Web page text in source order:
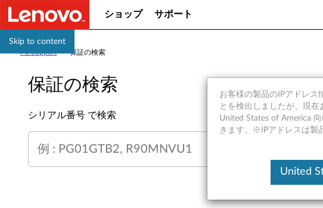
Skip to content
ショップ サポート
PC Support >保証の検索
保証の検索
保証の検索
シリアル番号 で検索
例 : PG01GTB2, R90MNVU1
お客様の製品のIPアドレス
とを検出しましたが、現在
United States of America
きます。※IPアドレスは製
United